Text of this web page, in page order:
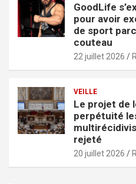
GoodLife
pour avoir
de sport
couteau
22 juillet 2026
VEILLE
Le projet de
perpétuité
rejeté
20 juillet 2026